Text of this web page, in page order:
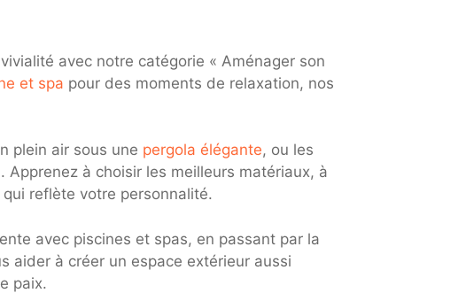
avec notre catégorie « Aménager son
et spa pour des moments de relaxation, nos
plein air sous une pergola élégante, ou les
à choisir les meilleurs matériaux, à
reflète votre personnalité.
avec piscines et spas, en passant par la
aider à créer un espace extérieur aussi
paix.